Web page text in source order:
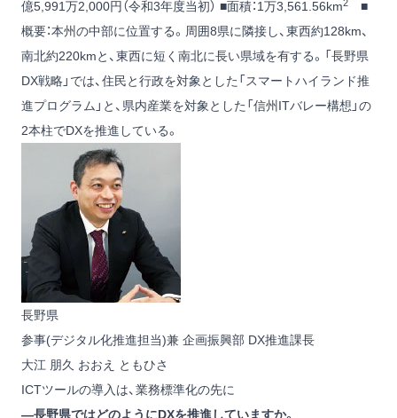
億5,991万2,000円（令和3年度当初） ■面積：1万3,561.56km2
■
概要：本州の中部に位置する。周囲8県に隣接し、東西約128km、
南北約220kmと、東西に短く南北に長い県域を有する。「長野県
DX戦略」では、住民と行政を対象とした「スマートハイランド推
進プログラム」と、県内産業を対象とした「信州ITバレー構想」の
2本柱でDXを推進している。
長野県
参事(デジタル化推進担当)兼 企画振興部 DX推進課長
大江 朋久 おおえ ともひさ
ICTツールの導入は、業務標準化の先に
―長野県ではどのようにDXを推進していますか。